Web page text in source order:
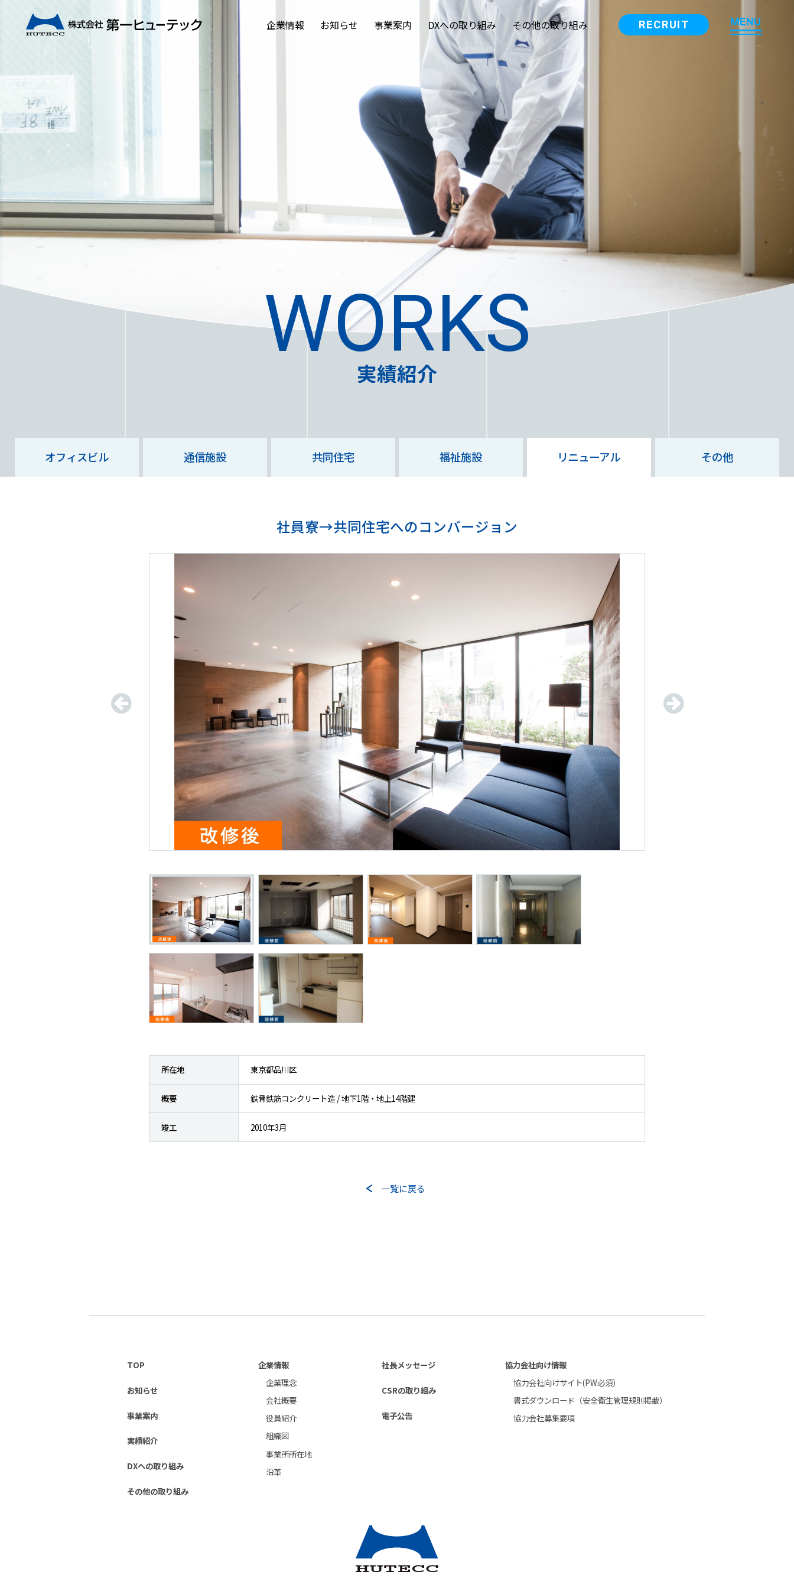
企業情報 お知らせ 事業案内 DXへの取り組み その他の取り組み RECRUIT
M
M
E
E
N
N
U
U
TOP
お知らせ
その他の取り組み
会社概要
役員紹介
社長メッセージ
CSRの取り組み
電子公告
協力会社向け情報
協力会社向けサイト(PW必須）
書式ダウンロード（安全衛生管理規則掲載）
協力会社募集要項
個人情報保護方針
環境保護⽅針
お問い合わせフォーム
WORKS
実績紹介
オフィスビル 通信施設 共同住宅 福祉施設 リニューアル その他
社員寮→共同住宅へのコンバージョン
所在地 東京都品川区
概要 鉄骨鉄筋コンクリート造 / 地下1階・地上14階建
竣工 2010年3月
一覧に戻る
TOP
お知らせ
事業案内
実績紹介
DXへの取り組み
その他の取り組み
企業情報
企業理念
会社概要
役員紹介
組織図
事業所所在地
沿革
社長メッセージ
CSRの取り組み
電子公告
協力会社向け情報
協力会社向けサイト(PW必須）
書式ダウンロード（安全衛生管理規則掲載）
協力会社募集要項